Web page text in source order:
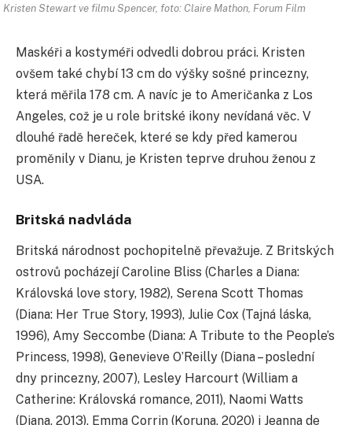
Kristen Stewart ve filmu Spencer, foto: Claire Mathon, Forum Film
Maskéři a kostyméři odvedli dobrou práci. Kristen
ovšem také chybí 13 cm do výšky sošné princezny,
která měřila 178 cm. A navíc je to Američanka z Los
Angeles, což je u role britské ikony nevídaná věc. V
dlouhé řadě hereček, které se kdy před kamerou
proměnily v Dianu, je Kristen teprve druhou ženou z
USA.
Britská nadvláda
Britská národnost pochopitelně převažuje. Z Britských
ostrovů pocházejí Caroline Bliss (Charles a Diana:
Královská love story, 1982), Serena Scott Thomas
(Diana: Her True Story, 1993), Julie Cox (Tajná láska,
1996), Amy Seccombe (Diana: A Tribute to the People’s
Princess, 1998), Genevieve O’Reilly (Diana – poslední
dny princezny, 2007), Lesley Harcourt (William a
Catherine: Královská romance, 2011), Naomi Watts
(Diana, 2013), Emma Corrin (Koruna, 2020) i Jeanna de